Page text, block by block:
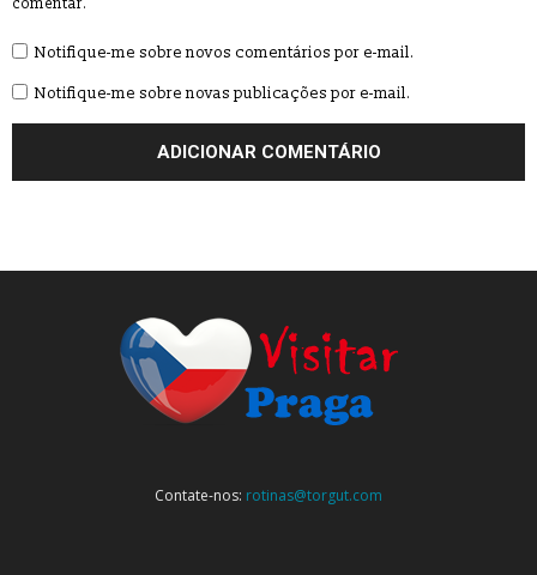
comentar.
Notifique-me sobre novos comentários por e-mail.
Notifique-me sobre novas publicações por e-mail.
Contate-nos: rotinas@torgut.com